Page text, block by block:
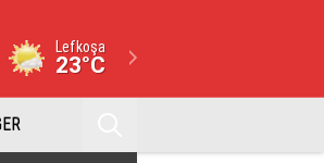
Lefkoşa
23°C